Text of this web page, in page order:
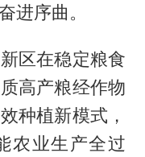
进序曲。
区在稳定粮食
高产粮经作物
种植新模式，
农业生产全过